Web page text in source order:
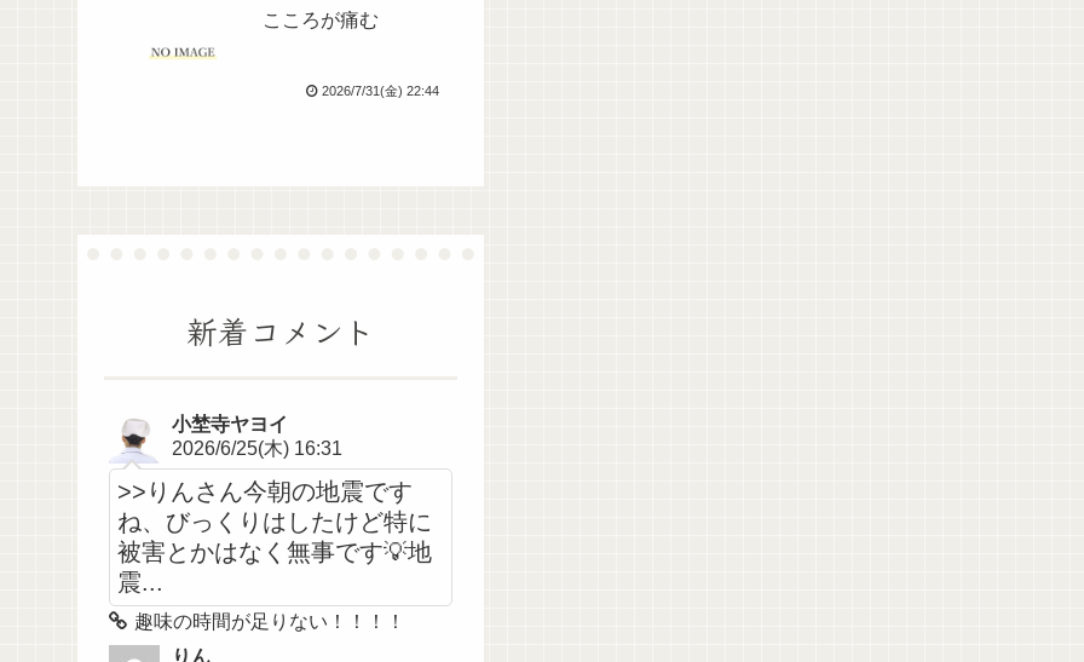
こころが痛む
2026/7/31(金) 22:44
新着コメント
小埜寺ヤヨイ
2026/6/25(木) 16:31
>>りんさん今朝の地震です
ね、びっくりはしたけど特に
被害とかはなく無事です💡地
震...
趣味の時間が足りない！！！！
りん